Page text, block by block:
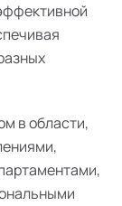
в области,